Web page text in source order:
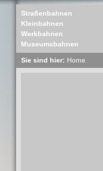
Straßenbahnen
Kleinbahnen
Werkbahnen
Museumsbahnen
Sie sind hier: Home